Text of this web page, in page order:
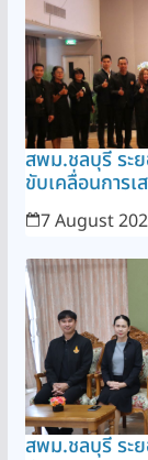
สพม.ชลบุรี ระ
ขับเคลื่อนการ
7 August
สพม.ชลบุรี ระย